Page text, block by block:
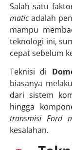
Salah satu
maticadalah
mampu
teknologi ini,
cepat sebelum
Teknisi di
biasanya
dari sistem
hingga
transmisi Ford
kesalahan.